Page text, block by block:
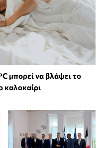
μπορεί να βλάψει το
καλοκαίρι